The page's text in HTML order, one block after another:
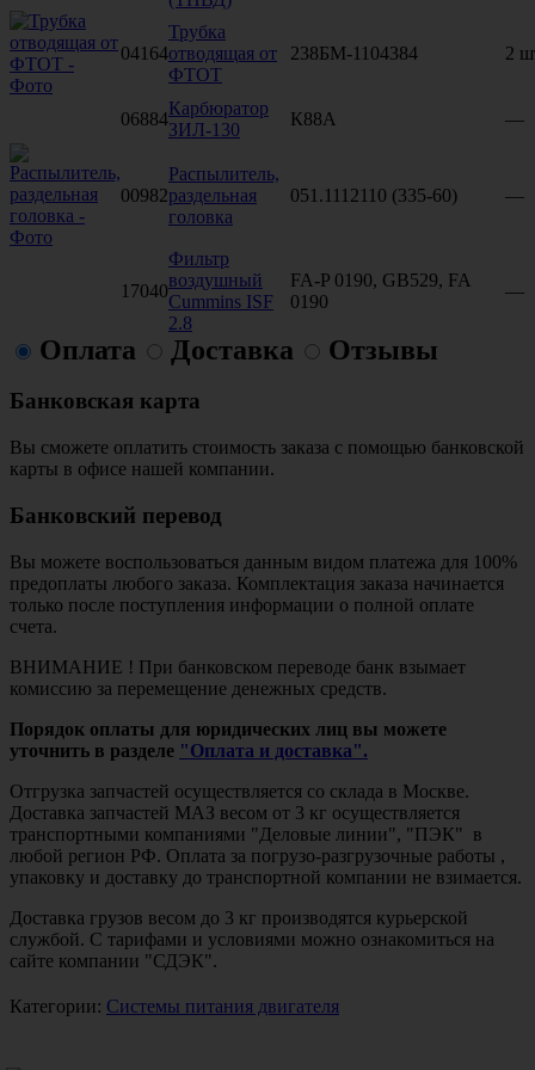
04164
Трубка
отводящая от
ФТОТ
238БМ-1104384 2
06884
Карбюратор
ЗИЛ-130
К88А —
00982
Распылитель,
раздельная
головка
051.1112110 (335-60) —
17040
Фильтр
воздушный
Cummins ISF
2.8
FA-P 0190, GB529, FA
0190
—
Оплата Доставка Отзывы
Банковская карта
Вы сможете оплатить стоимость заказа с помощью банковской
карты в офисе нашей компании.
Банковский перевод
Вы можете воспользоваться данным видом платежа для 100%
предоплаты любого заказа. Комплектация заказа начинается
только после поступления информации о полной оплате
счета.
ВНИМАНИЕ ! При банковском переводе банк взымает
комиссию за перемещение денежных средств.
Порядок оплаты для юридических лиц вы можете
уточнить в разделе "Оплата и доставка".
Отгрузка запчастей осуществляется со склада в Москве.
Доставка запчастей МАЗ весом от 3 кг осуществляется
транспортными компаниями "Деловые линии", "ПЭК" в
любой регион РФ. Оплата за погрузо-разгрузочные работы ,
упаковку и доставку до транспортной компании не взимается.
Доставка грузов весом до 3 кг производятся курьерской
службой. С тарифами и условиями можно ознакомиться на
сайте компании "СДЭК".
Категории: Системы питания двигателя